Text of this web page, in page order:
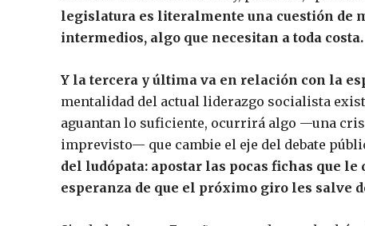
legislatura es literalmente una cuestión de
intermedios, algo que necesitan a toda costa.
Y la tercera y última va en relación con la
mentalidad del actual liderazgo socialista
aguantan lo suficiente, ocurrirá algo —una
imprevisto— que cambie el eje del debate
del ludópata: apostar las pocas fichas que
esperanza de que el próximo giro les salve